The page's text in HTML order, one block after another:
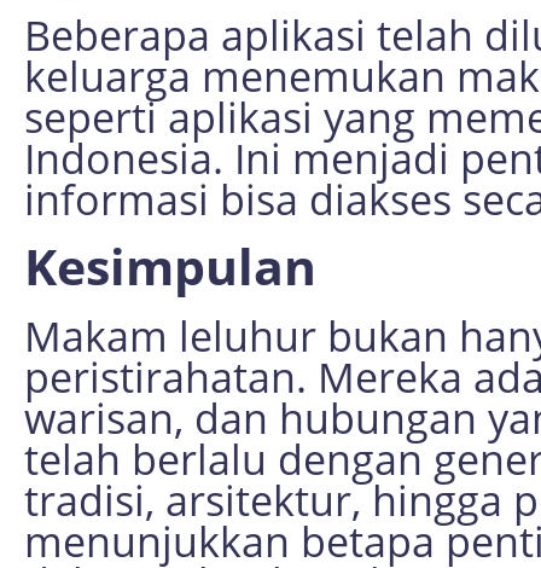
Beberapa aplikasi telah
keluarga menemukan
seperti aplikasi yang
Indonesia. Ini menjadi
informasi bisa diakses
Kesimpulan
Makam leluhur bukan
peristirahatan. Mereka
warisan, dan hubungan
telah berlalu dengan
tradisi, arsitektur, hingga
menunjukkan betapa